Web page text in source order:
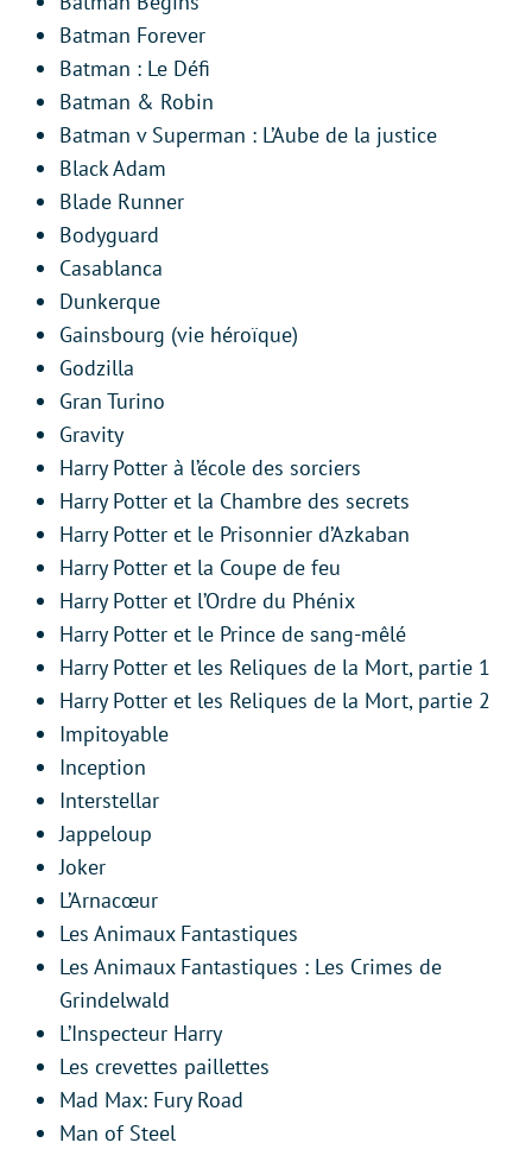
Batman Forever
Batman : Le Défi
Batman & Robin
Batman v Superman : L’Aube de la justice
Black Adam
Blade Runner
Bodyguard
Casablanca
Dunkerque
Gainsbourg (vie héroïque)
Godzilla
Gran Turino
Gravity
Harry Potter à l’école des sorciers
Harry Potter et la Chambre des secrets
Harry Potter et le Prisonnier d’Azkaban
Harry Potter et la Coupe de feu
Harry Potter et l’Ordre du Phénix
Harry Potter et le Prince de sang-mêlé
Harry Potter et les Reliques de la Mort, partie 1
Harry Potter et les Reliques de la Mort, partie 2
Impitoyable
Inception
Interstellar
Jappeloup
Joker
L’Arnacœur
Les Animaux Fantastiques
Les Animaux Fantastiques : Les Crimes de
Grindelwald
L’Inspecteur Harry
Les crevettes paillettes
Mad Max: Fury Road
Man of Steel